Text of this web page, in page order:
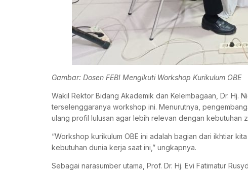
Gambar: Dosen FEBI Mengikuti Workshop Kurikulum OBE
Wakil Rektor Bidang Akademik dan Kelembagaan, Dr. Hj.
terselenggaranya workshop ini. Menurutnya,
ulang profil lulusan agar lebih relevan dengan kebutuhan
“Workshop kurikulum OBE ini adalah bagian dari ikhtiar
kebutuhan dunia kerja saat ini,” ungkapnya.
Sebagai narasumber utama, Prof. Dr. Hj. Evi Fatimatur